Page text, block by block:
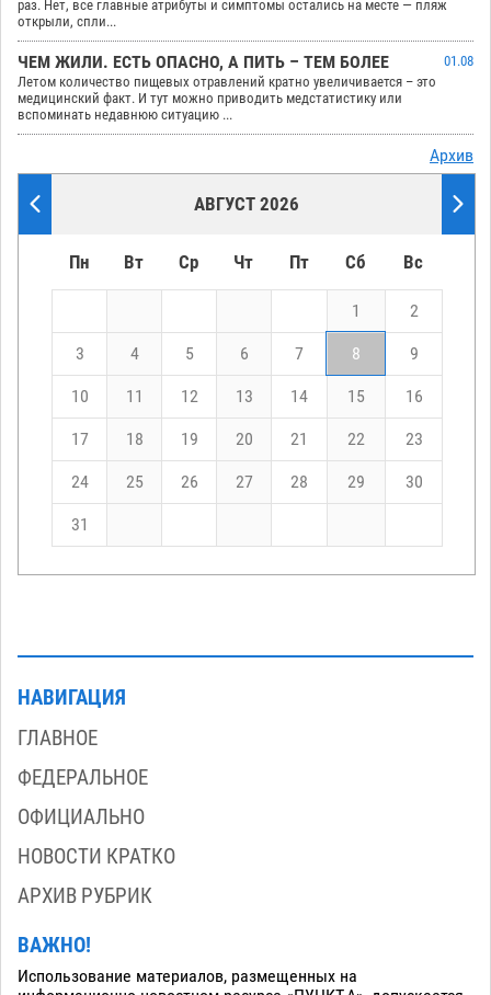
раз. Нет, все главные атрибуты и симптомы остались на месте — пляж
открыли, спли...
ЧЕМ ЖИЛИ. ЕСТЬ ОПАСНО, А ПИТЬ – ТЕМ БОЛЕЕ
01.08
Летом количество пищевых отравлений кратно увеличивается – это
медицинский факт. И тут можно приводить медстатистику или
вспоминать недавнюю ситуацию ...
Архив
АВГУСТ 2026
Пн Вт Ср Чт Пт Сб Вс
1 2
3 4 5 6 7 8 9
10 11 12 13 14 15 16
17 18 19 20 21 22 23
24 25 26 27 28 29 30
31
НАВИГАЦИЯ
ГЛАВНОЕ
ФЕДЕРАЛЬНОЕ
ОФИЦИАЛЬНО
НОВОСТИ КРАТКО
АРХИВ РУБРИК
ВАЖНО!
Использование материалов, размещенных на